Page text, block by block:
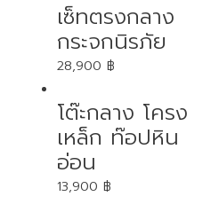
เซ็ทตรงกลาง
กระจกนิรภัย
28,900 ฿
โต๊ะกลาง โครง
เหล็ก ท๊อปหิน
อ่อน
13,900 ฿